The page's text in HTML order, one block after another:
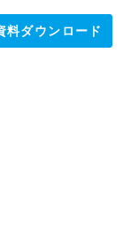
料ダウンロード